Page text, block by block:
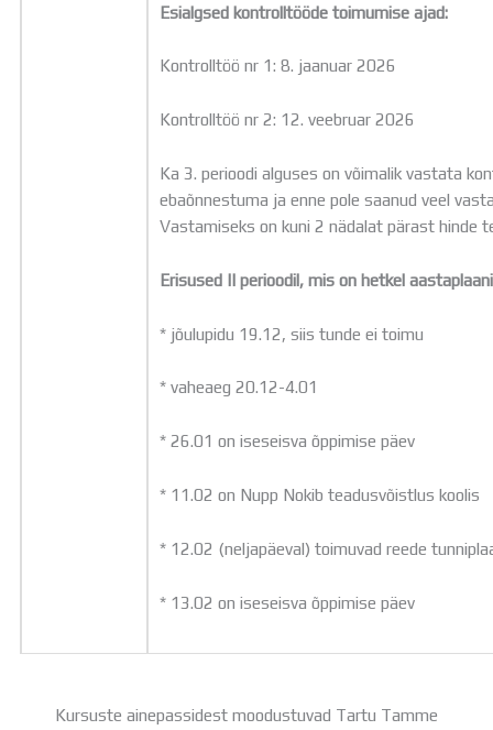
Esialgsed kontrolltööde toimumise ajad:
Kontrolltöö nr 1: 8. jaanuar 2026
Kontrolltöö nr 2: 12. veebruar 2026
Ka 3. perioodi alguses on võimalik vastata
ebaõnnestuma ja enne pole saanud veel
Vastamiseks on kuni 2 nädalat pärast hinde
Erisused II perioodil, mis on hetkel
* jõulupidu 19.12, siis tunde ei toimu
* vaheaeg 20.12-4.01
* 26.01 on iseseisva õppimise päev
* 11.02 on Nupp Nokib teadusvõistlus koolis
* 12.02 (neljapäeval) toimuvad reede
* 13.02 on iseseisva õppimise päev
Kursuste ainepassidest moodustuvad Tartu Tamme